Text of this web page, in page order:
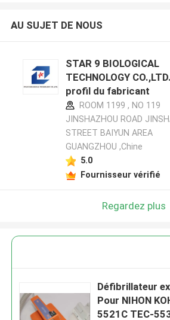
AU SUJET DE NOUS
STAR 9 BIOLOGICAL
TECHNOLOGY CO.,LTD.
profil du fabricant
ROOM 1199 , NO 119
JINSHAZHOU ROAD
STREET BAIYUN AREA
GUANGZHOU ,Chine
5.0
Fournisseur vérifié
Regardez plus
Défibrillateur
Pour NIHON
5521C TEC-